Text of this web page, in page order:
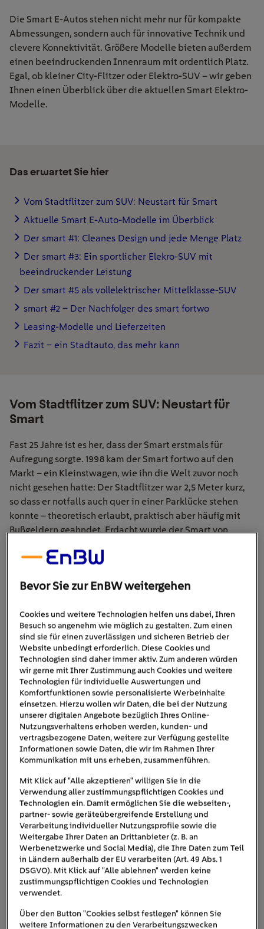
Die Smart E-Autos stehen nicht mehr nur für kompakte
Abmessungen, sondern auch für innovative Technik und
clevere Konnektivität. Größere Modelle bieten außerdem
einen beeindruckenden Innenraum mit ordentlich Platz.
Egal, ob kleiner City-Flitzer oder Elektro-SUV – wir geben
Ihnen einen Überblick über die aktuellen Smart Elektro-
Modelle.
Das erwartet Sie hier
Vom Stadtflitzer zum SUV: Neustart für Smart
Aktuelle Smart E-Auto-Modelle im Überblick
Der smart #1: Cleanes Design und jede Menge Platz
Der smart #3: Ein sportlicher Elekro-SUV mit
beeindruckender Leistung
Der smart #5 als vollelektrischer Mittelklasse-SUV
smart #2 – Der Nachfolger des smart fortwo
Leasing-Modelle und Lieferzeiten
Fazit – ein Stadtauto, das mehr kann
Vom Stadtflitzer zum SUV: Neustart für
Smart
Fast 25 Jahre ist es her, dass der Smart erstmals für
Aufregung sorgte. 1998 kam der Smart fortwo auf den
Markt – ein Kleinstwagen, wie ihn die Welt zuvor noch
nicht gesehen hatte: Der Stadtflitzer war 2,5 Meter kurz,
so dass er notfalls auch quer in einer Parklücke stehen
konnte – theoretisch erlaubt, praktisch aber häufig mit
Bußgeldern geahndet. Erdacht wurde der Smart von
übernahm der Daimler-Konzern.
mit dem Ur-Smart (Bildquelle: © Smart ).
Schon der erste Smart sollte ein reines E-Auto werden.
Doch Hayaks Coup misslang, Daimler setzte auf
Verbrenner. 2012 wurde dann das fortwo Cabrio erstmalig
wieder in einer vollelektrischen Variante angeboten. Im
Jahr 2019 sagte Smart dem Verbrenner Lebewohl und
wandelte sich zur reinen Elektroauto-Marke, deutlich
früher als der Mutterkonzern selbst. Doch
dann verabschiedete sich Smart vom ursprünglichen
Designansatz und stellte den fortwo und forfour
Bevor Sie zur EnBW weitergehen
Cookies und weitere Technologien helfen uns dabei, Ihren
Besuch so angenehm wie möglich zu gestalten. Zum einen
sind sie für einen zuverlässigen und sicheren Betrieb der
Website unbedingt erforderlich. Diese Cookies und
Technologien sind daher immer aktiv. Zum anderen würden
wir gerne mit Ihrer Zustimmung auch Cookies und weitere
Technologien für individuelle Auswertungen und
Komfortfunktionen sowie personalisierte Werbeinhalte
einsetzen. Hierzu wollen wir Daten, die bei der Nutzung
unserer digitalen Angebote bezüglich Ihres Online-
Nutzungsverhaltens erhoben werden, kunden- und
vertragsbezogene Daten, weitere zur Verfügung gestellte
Informationen sowie Daten, die wir im Rahmen Ihrer
Kommunikation mit uns erheben, zusammenführen.
Mit Klick auf "Alle akzeptieren" willigen Sie in die
Verwendung aller zustimmungspflichtigen Cookies und
Technologien ein. Damit ermöglichen Sie die webseiten-,
partner- sowie geräteübergreifende Erstellung und
Verarbeitung individueller Nutzungsprofile sowie die
Weitergabe Ihrer Daten an Drittanbieter (z. B. an
Werbenetzwerke und Social Media), die Ihre Daten zum Teil
in Ländern außerhalb der EU verarbeiten (Art. 49 Abs. 1
DSGVO). Mit Klick auf "Alle ablehnen" werden keine
zustimmungspflichtigen Cookies und Technologien
verwendet.
Über den Button "Cookies selbst festlegen" können Sie
weitere Informationen zu den Verarbeitungszwecken